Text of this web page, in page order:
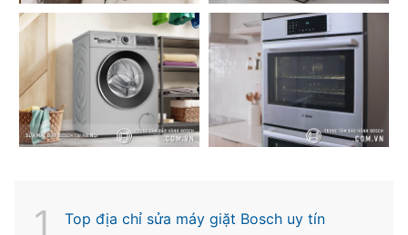
Top địa chỉ sửa máy giặt Bosch uy tín